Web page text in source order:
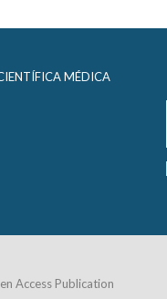
MÉDICA
Access Publication